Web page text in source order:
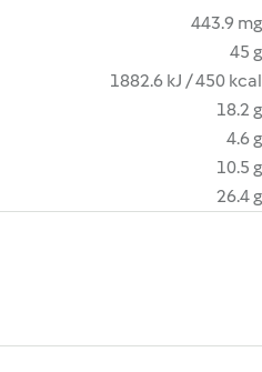
443.9 mg
45 g
1882.6 kJ / 450 kcal
18.2 g
4.6 g
10.5 g
26.4 g